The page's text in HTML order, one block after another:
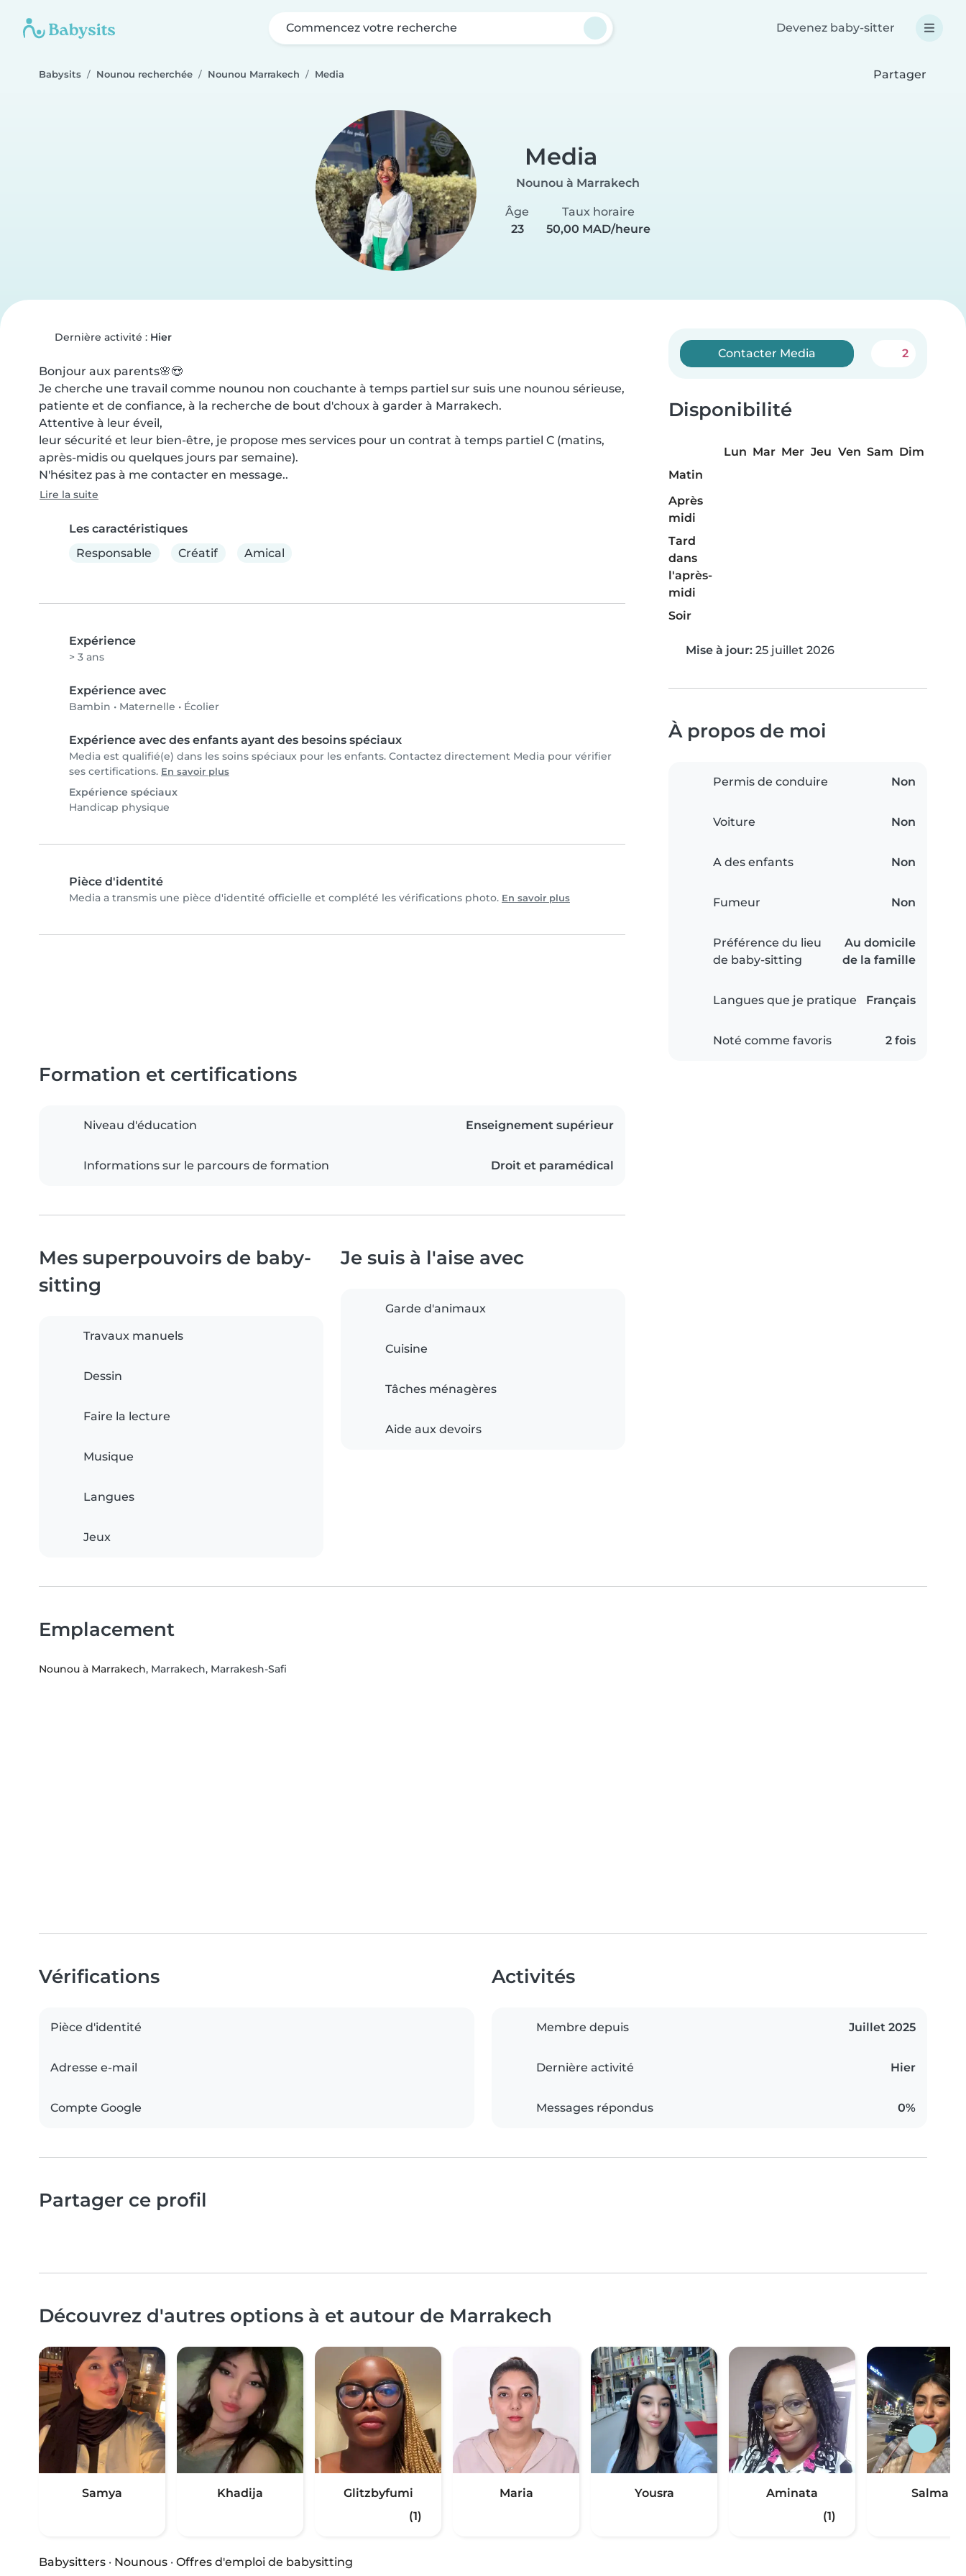
Commencez votre recherche Devenez baby-sitter
Babysits Nounou recherchée Nounou Marrakech Media Partager
Media
Nounou à Marrakech
Âge
23
Taux horaire
50,00 MAD/heure
Dernière activité : Hier
Bonjour aux parents🌸😍
Je cherche une travail comme nounou non couchante à temps partiel sur suis une nounou sérieuse,
patiente et de confiance, à la recherche de bout d'choux à garder à Marrakech.
Attentive à leur éveil,
leur sécurité et leur bien-être, je propose mes services pour un contrat à temps partiel C (matins,
après-midis ou quelques jours par semaine).
N'hésitez pas à me contacter en message..
Lire la suite
Les caractéristiques
Responsable
Créatif Amical
Expérience
> 3 ans
Expérience avec
Bambin • Maternelle • Écolier
Expérience avec des enfants ayant des besoins spéciaux
Media est qualifié(e) dans les soins spéciaux pour les enfants. Contactez directement Media pour vérifier
ses certifications. En savoir plus
Expérience spéciaux
Handicap physique
Pièce d'identité
Media a transmis une pièce d'identité officielle et complété les vérifications photo. En savoir plus
Contacter Media 2
Disponibilité
Lun Mar Mer Jeu Ven Sam Dim
Matin
Après
midi
Tard
dans
l'après-
midi
Soir
Mise à jour: 25 juillet 2026
À propos de moi
Permis de conduire Non
Voiture Non
A des enfants Non
Fumeur Non
Préférence du lieu
de baby-sitting
Au domicile
de la famille
Langues que je pratique Français
Noté comme favoris 2 fois
Formation et certifications
Niveau d'éducation Enseignement supérieur
Informations sur le parcours de formation Droit et paramédical
Mes superpouvoirs de baby-
sitting
Travaux manuels
Dessin
Faire la lecture
Musique
Langues
Jeux
Je suis à l'aise avec
Garde d'animaux
Cuisine
Tâches ménagères
Aide aux devoirs
Emplacement
Nounou à Marrakech, Marrakech, Marrakesh-Safi
Vérifications
Pièce d'identité
Adresse e-mail
Compte Google
Activités
Membre depuis Juillet 2025
Dernière activité Hier
Messages répondus 0%
Partager ce profil
Découvrez d'autres options à et autour de Marrakech
Samya Khadija
Glitzbyfumi
(1)
Maria Yousra
Aminata
(1)
Salma
Babysitters · Nounous · Offres d'emploi de babysitting